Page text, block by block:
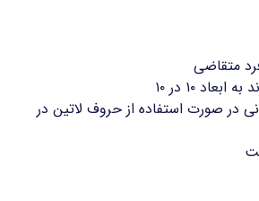
متقاضی
۱۰ در ۱۰
در صورت استفاده از حروف لاتین در